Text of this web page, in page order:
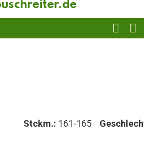
Stckm.: 161-165